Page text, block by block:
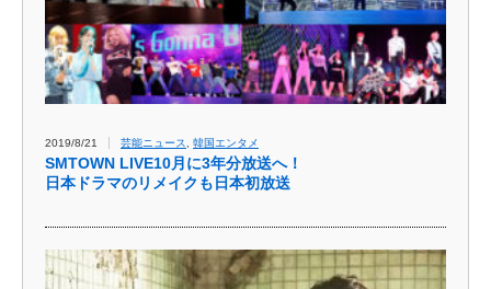
2019/8/21 芸能ニュース 韓国エンタメ
SMTOWN LIVE10月に3年分放送へ！
日本ドラマのリメイクも日本初放送